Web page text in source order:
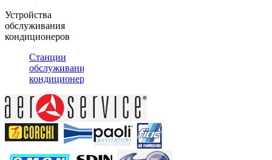
Устройства
обслуживания
кондиционеров
Станции
обслуживания
кондиционеров